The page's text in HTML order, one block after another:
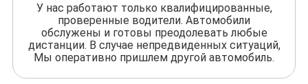
У нас работают только квалифицированные,
проверенные водители. Автомобили
обслужены и готовы преодолевать любые
дистанции. В случае непредвиденных ситуаций,
Мы оперативно пришлем другой автомобиль.